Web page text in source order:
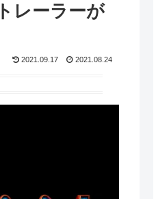
レーラーが
2021.09.17 2021.08.24